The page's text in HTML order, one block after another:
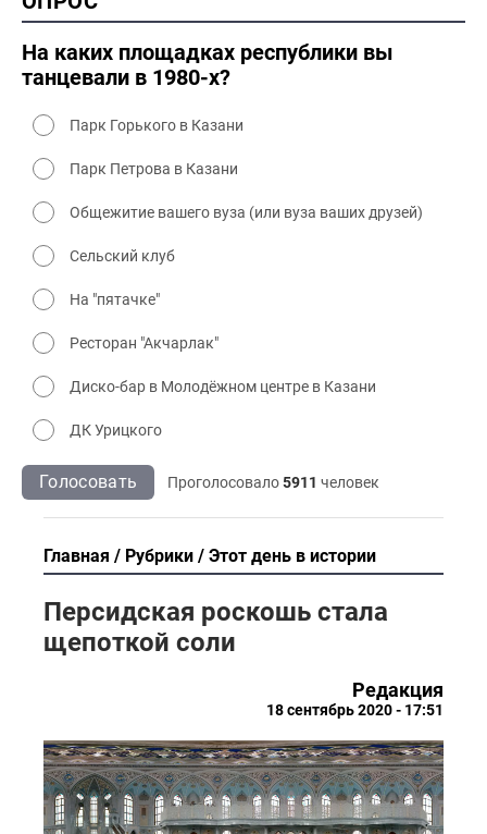
2000 культура
На каких площадках республики вы
танцевали в 1980-х?
Парк Горького в Казани
Парк Петрова в Казани
Общежитие вашего вуза (или вуза ваших друзей)
Сельский клуб
На "пятачке"
Ресторан "Акчарлак"
Диско-бар в Молодёжном центре в Казани
ДК Урицкого
Голосовать Проголосовало5911 человек
Главная Рубрики Этот день в истории
Персидская роскошь стала
щепоткой соли
Редакция
18 сентябрь 2020 - 17:51